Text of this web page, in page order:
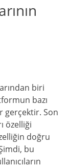
biri
bazı
gerçektir. Son
özelliği
doğru
bu